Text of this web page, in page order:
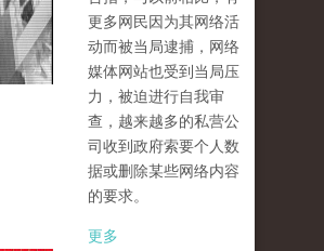
更多网民因为其网络活
动而被当局逮捕，网络
媒体网站也受到当局压
力，被迫进行自我审
查，越来越多的私营公
司收到政府索要个人数
据或删除某些网络内容
的要求。
更多